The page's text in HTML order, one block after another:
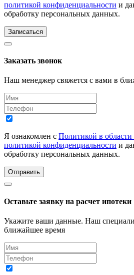
политикой конфиденциальности и
обработку персональных данных.
Записаться
Заказать звонок
Наш менеджер свяжется с вами в
Я ознакомлен с Политикой в
политикой конфиденциальности и
обработку персональных данных.
Отправить
Оставьте заявку на расчет ипотеки
Укажите ваши данные. Наш
ближайшее время